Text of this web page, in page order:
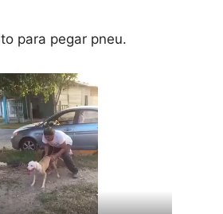
para pegar pneu.